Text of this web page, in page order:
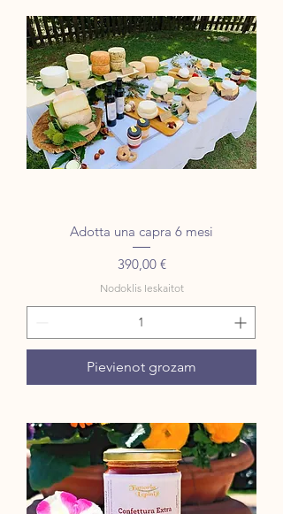
Adotta una capra 6 mesi
Cena
390,00 €
Nodoklis Ieskaitot
Pievienot grozam